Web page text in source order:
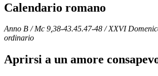
Calendario romano
Anno B / Mc 9,38-43.45.47-48 / XXVI
ordinario
Aprirsi a un amore